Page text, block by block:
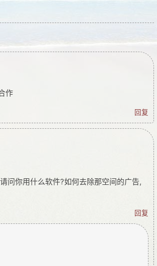
作
回复
问你用什么软件?如何去除那空间的广告,
回复